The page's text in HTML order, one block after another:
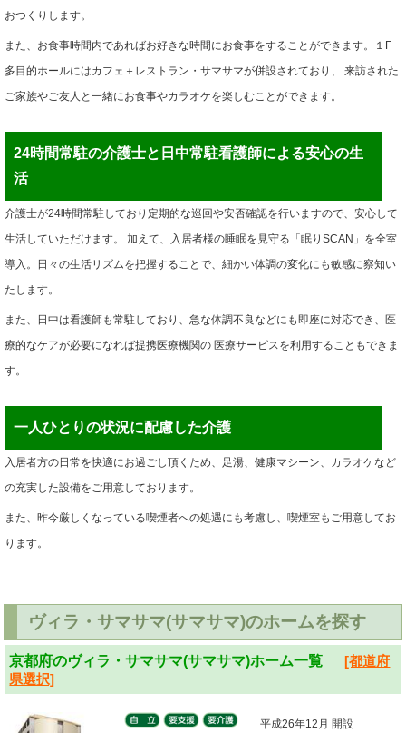
おつくりします。
また、お食事時間内であればお好きな時間にお食事をすることができます。１F
多目的ホールにはカフェ＋レストラン・サマサマが併設されており、 来訪された
ご家族やご友人と一緒にお食事やカラオケを楽しむことができます。
24時間常駐の介護士と日中常駐看護師による安心の生
活
介護士が24時間常駐しており定期的な巡回や安否確認を行いますので、安心して
生活していただけます。 加えて、入居者様の睡眠を見守る「眠りSCAN」を全室
導入。日々の生活リズムを把握することで、細かい体調の変化にも敏感に察知い
たします。
また、日中は看護師も常駐しており、急な体調不良などにも即座に対応でき、医
療的なケアが必要になれば提携医療機関の 医療サービスを利用することもできま
す。
一人ひとりの状況に配慮した介護
入居者方の日常を快適にお過ごし頂くため、足湯、健康マシーン、カラオケなど
の充実した設備をご用意しております。
また、昨今厳しくなっている喫煙者への処遇にも考慮し、喫煙室もご用意してお
ります。
ヴィラ・サマサマ(サマサマ)のホームを探す
京都府のヴィラ・サマサマ(サマサマ)ホーム一覧
[都道府
県選択]
平成26年12月 開設